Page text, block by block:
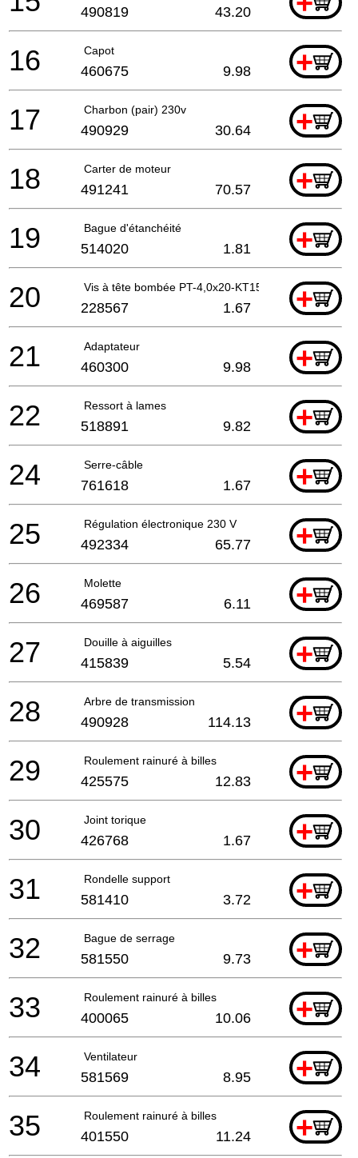
490819 43.20
Capot +
16 460675 9.98
Charbon (pair) 230v +
17 490929 30.64
Carter de moteur +
18 491241 70.57
Bague d'étanchéité +
19 514020 1.81
Vis à tête bombée PT-4,0x20-KT15 +
20 228567 1.67
Adaptateur +
21 460300 9.98
Ressort à lames +
22 518891 9.82
Serre-câble +
24 761618 1.67
Régulation électronique 230 V +
25 492334 65.77
Molette +
26 469587 6.11
Douille à aiguilles +
27 415839 5.54
Arbre de transmission +
28 490928 114.13
Roulement rainuré à billes +
29 425575 12.83
Joint torique +
30 426768 1.67
Rondelle support +
31 581410 3.72
Bague de serrage +
32 581550 9.73
Roulement rainuré à billes +
33 400065 10.06
Ventilateur +
34 581569 8.95
Roulement rainuré à billes +
35 401550 11.24